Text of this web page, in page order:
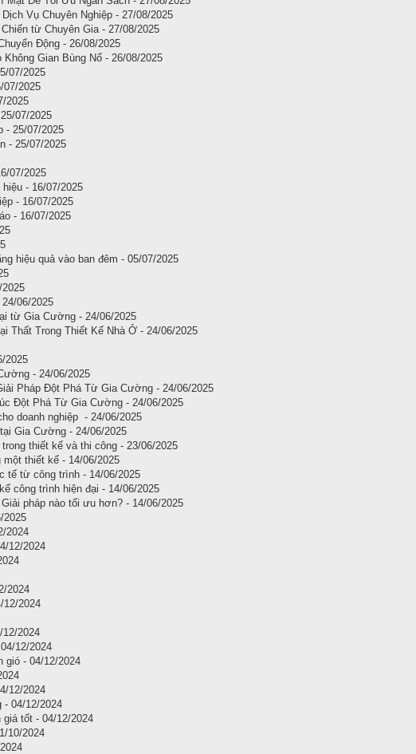
Vụ Chuyên Nghiệp - 27/08/2025
từ Chuyên Gia - 27/08/2025
Động - 26/08/2025
Gian Bùng Nổ - 26/08/2025
07/2025
07/2025
2025
07/2025
- 25/07/2025
- 25/07/2025
07/2025
- 16/07/2025
- 16/07/2025
- 16/07/2025
hiệu quả vào ban đêm - 05/07/2025
06/2025
từ Gia Cường - 24/06/2025
Thất Trong Thiết Kế Nhà Ở - 24/06/2025
2025
- 24/06/2025
Pháp Đột Phá Từ Gia Cường - 24/06/2025
Đột Phá Từ Gia Cường - 24/06/2025
doanh nghiệp - 24/06/2025
Gia Cường - 24/06/2025
thiết kế và thi công - 23/06/2025
thiết kế - 14/06/2025
tế từ công trình - 14/06/2025
công trình hiện đại - 14/06/2025
pháp nào tối ưu hơn? - 14/06/2025
2025
2024
12/2024
2024
12/2024
2024
12/2024
gió - 04/12/2024
12/2024
- 04/12/2024
tốt - 04/12/2024
10/2024